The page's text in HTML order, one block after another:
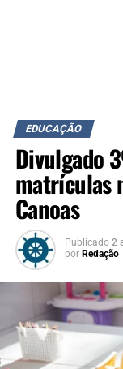
EDUCAÇÃO
Divulgado
matrículas
Canoas
Publicado 2
por Redação